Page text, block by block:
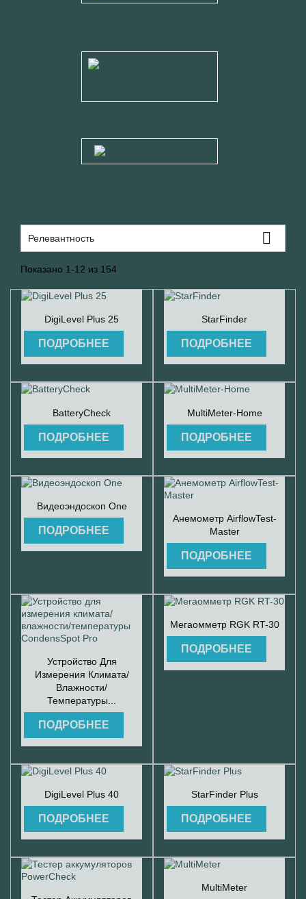
Релевантность 
Показано 1-12 из 154
Быстрый просмотр
DigiLevel Plus 25
ПОДРОБНЕЕ
Быстрый просмотр
StarFinder
ПОДРОБНЕЕ
Быстрый просмотр
BatteryCheck
ПОДРОБНЕЕ
Быстрый просмотр
MultiMeter-Home
ПОДРОБНЕЕ
Быстрый просмотр
Видеоэндоскоп One
ПОДРОБНЕЕ
 Быстрый просмотр
Анемометр AirflowTest-
Master
ПОДРОБНЕЕ
Быстрый просмотр
Устройство Для
Измерения Климата/
Влажности/
Температуры...
ПОДРОБНЕЕ
 Быстрый просмотр
Мегаомметр RGK RT-30
ПОДРОБНЕЕ
Быстрый просмотр
DigiLevel Plus 40
ПОДРОБНЕЕ
Быстрый просмотр
StarFinder Plus
ПОДРОБНЕЕ
Быстрый просмотр
MultiMeter